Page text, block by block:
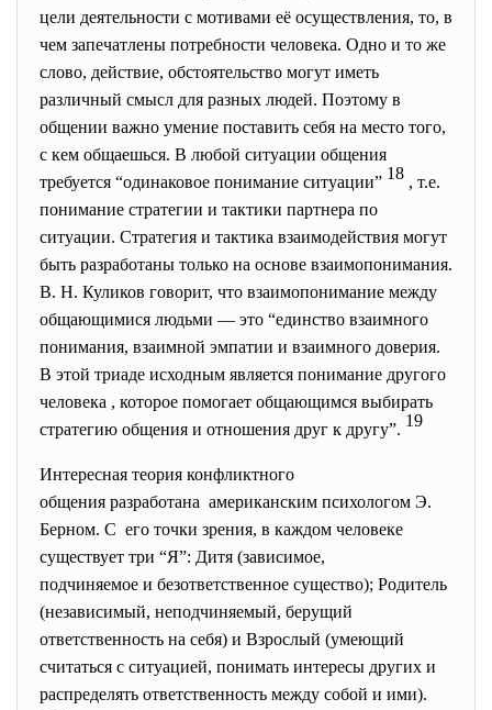
цели деятельности с мотивами её осуществления, то, в
чем запечатлены потребности человека. Одно и то же
слово, действие, обстоятельство могут иметь
различный смысл для разных людей. Поэтому в
общении важно умение поставить себя на место того,
с кем общаешься. В любой ситуации общения
требуется “одинаковое понимание ситуации” 18 , т.е.
понимание стратегии и тактики партнера по
ситуации. Стратегия и тактика взаимодействия могут
быть разработаны только на основе взаимопонимания.
В. Н. Куликов говорит, что взаимопонимание между
общающимися людьми — это “единство взаимного
понимания, взаимной эмпатии и взаимного доверия.
В этой триаде исходным является понимание другого
человека , которое помогает общающимся выбирать
стратегию общения и отношения друг к другу”. 19
Интересная теория конфликтного
общения разработана американским психологом Э.
Берном. С его точки зрения, в каждом человеке
существует три “Я”: Дитя (зависимое,
подчиняемое и безответственное существо); Родитель
(независимый, неподчиняемый, берущий
ответственность на себя) и Взрослый (умеющий
считаться с ситуацией, понимать интересы других и
распределять ответственность между собой и ими).